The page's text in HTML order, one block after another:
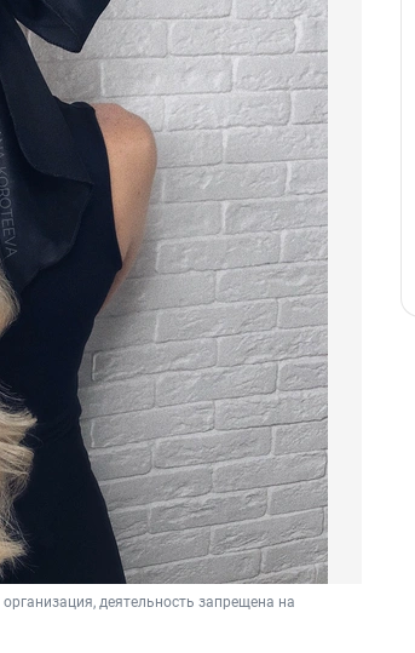
деятельность запрещена на